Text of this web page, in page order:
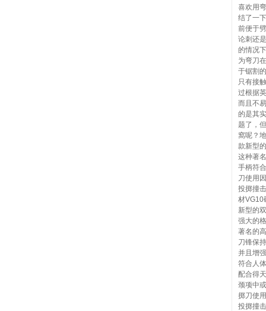
喜欢用
结了一
前便于
论刺还
的情况
为弯刀
于锯割
只有接
过根据
而且不
的是其
题了，
窩呢？
款新型
这种著
手柄符
刀使用
投掷撞
材VG10
新型的
强大的
著名的
刀锋保
并且增
符合人
配合得
颈项中
掷刀使
投掷撞